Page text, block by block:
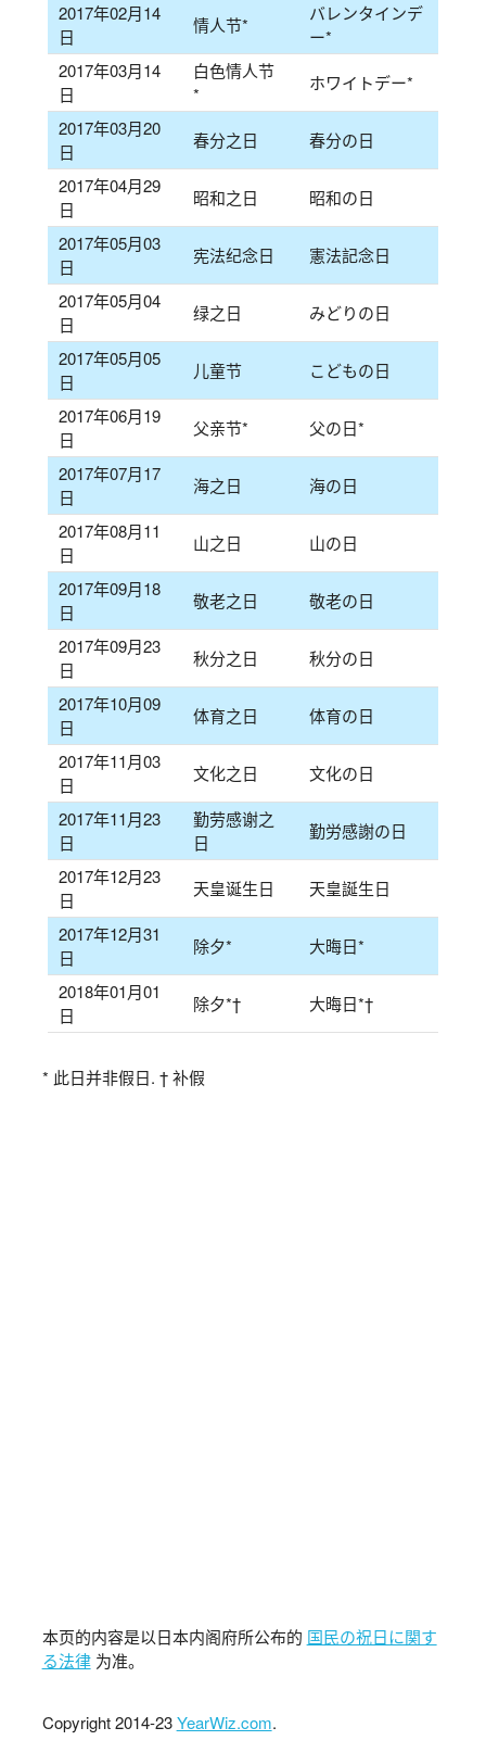
2017年02月14
日
情人节*
バレンタインデ
ー*
2017年03月14
日
白色情人节
*
ホワイトデー*
2017年03月20
日
春分之日
春分の日
2017年04月29
日
昭和之日
昭和の日
2017年05月03
日
宪法纪念日
憲法記念日
2017年05月04
日
绿之日
みどりの日
2017年05月05
日
儿童节
こどもの日
2017年06月19
日
父亲节*
父の日*
2017年07月17
日
海之日
海の日
2017年08月11
日
山之日
山の日
2017年09月18
日
敬老之日
敬老の日
2017年09月23
日
秋分之日
秋分の日
2017年10月09
日
体育之日
体育の日
2017年11月03
日
文化之日
文化の日
2017年11月23
日
勤劳感谢之
日
勤労感謝の日
2017年12月23
日
天皇诞生日
天皇誕生日
2017年12月31
日
除夕*
大晦日*
2018年01月01
日
除夕*† 大晦日*†
* 此日并非假日. † 补假
本页的内容是以日本内阁府所公布的 国民の祝日に関す
る法律为准。
Copyright 2014-23YearWiz.com.